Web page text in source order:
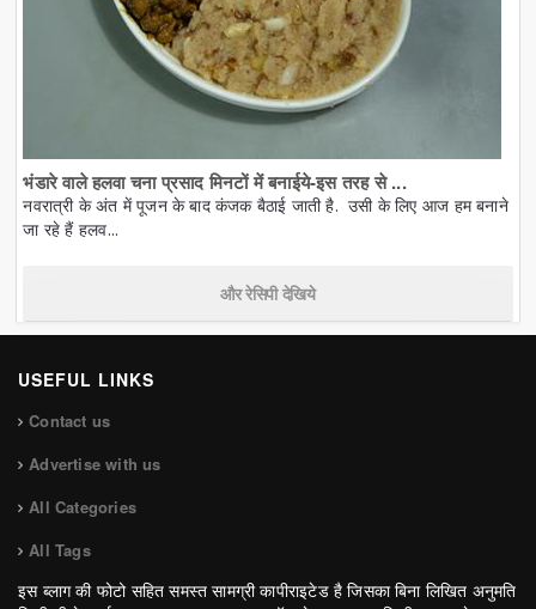
भंडारे वाले हलवा चना प्रसाद मिनटों में बनाईये-इस तरह से ...
नवरात्री के अंत में पूजन के बाद कंजक बैठाई जाती है. उसी के लिए आज हम बनाने
जा रहे हैं हलव...
और रेसिपी देखिये
USEFUL LINKS
Contact us
Advertise with us
All Categories
All Tags
इस ब्लाग की फोटो सहित समस्त सामग्री कापीराइटेड है जिसका बिना लिखित अनुमति